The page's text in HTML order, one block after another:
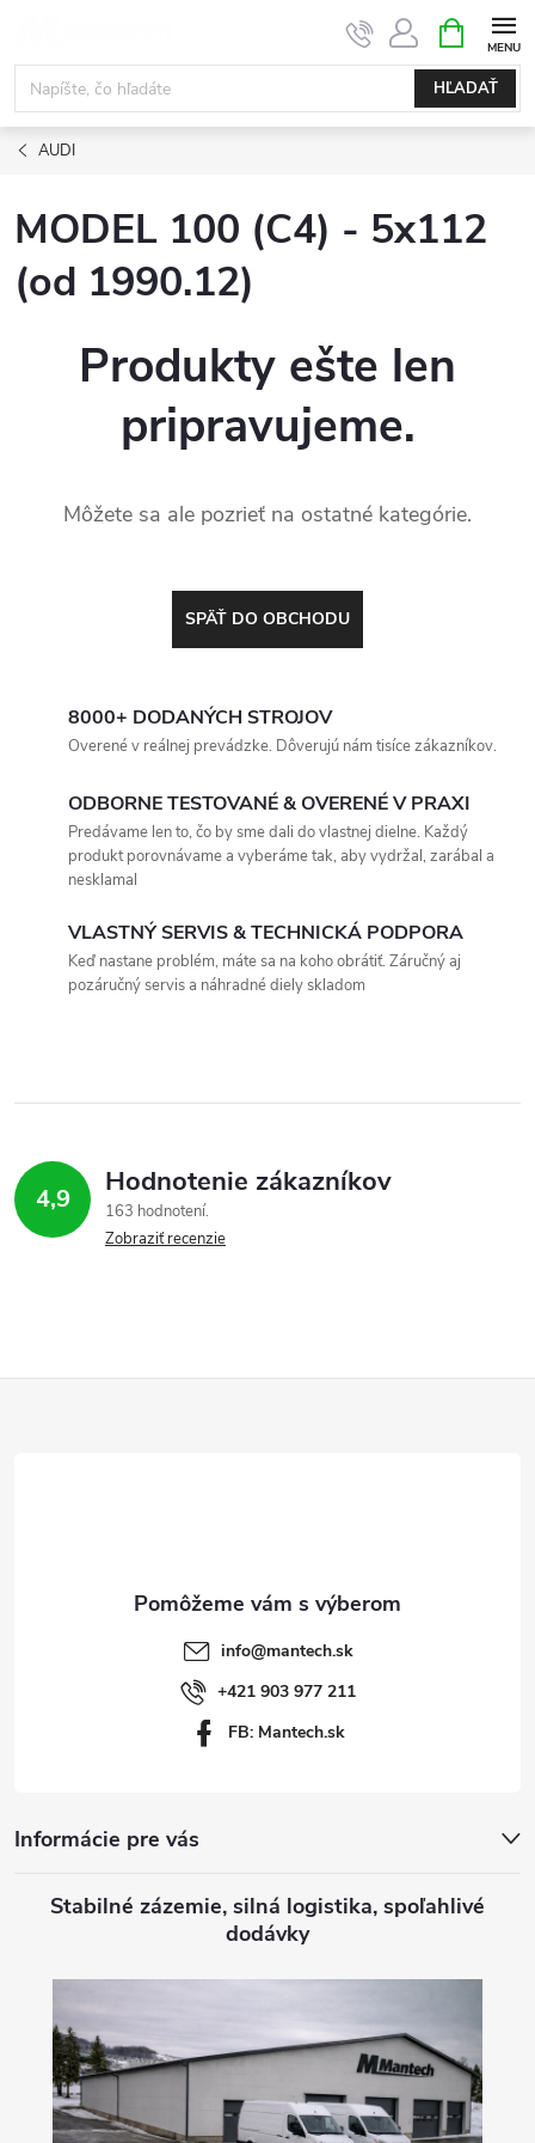
obsah
HĽADAŤ
KOŠÍK
AUDI
MODEL 100 (C4) - 5x112
(od 1990.12)
Produkty ešte len
pripravujeme.
Môžete sa ale pozrieť na ostatné kategórie.
SPÄŤ DO OBCHODU
8000+ DODANÝCH STROJOV
Overené v reálnej prevádzke. Dôverujú nám tisíce zákazníkov.
ODBORNE TESTOVANÉ & OVERENÉ V PRAXI
Predávame len to, čo by sme dali do vlastnej dielne. Každý
produkt porovnávame a vyberáme tak, aby vydržal, zarábal a
nesklamal
VLASTNÝ SERVIS & TECHNICKÁ PODPORA
Keď nastane problém, máte sa na koho obrátiť. Záručný aj
pozáručný servis a náhradné diely skladom
4,9 Hodnotenie zákazníkov
163 hodnotení
Zobraziť recenzie
info@mantech.sk
+421 903 977 211
FB: Mantech.sk
Informácie pre vás
Stabilné zázemie, silná logistika, spoľahlivé
dodávky